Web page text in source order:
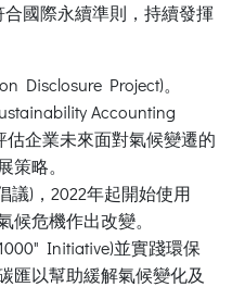
國際永續準則，持續發揮
Disclosure Project)。
Accounting
估企業未來面對氣候變遷的
策略。
議)，2022年起開始使用
候危機作出改變。
Initiative)並實踐環保
匯以幫助緩解氣候變化及